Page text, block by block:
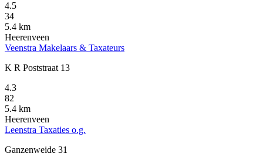
4.5
34
5.4 km
Heerenveen
Veenstra Makelaars & Taxateurs
K R Poststraat 13
4.3
82
5.4 km
Heerenveen
Leenstra Taxaties o.g.
Ganzenweide 31